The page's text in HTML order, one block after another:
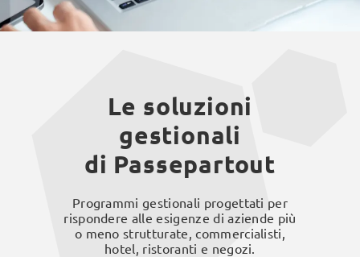
Le soluzioni
gestionali
di Passepartout
Programmi gestionali progettati per
rispondere alle esigenze di aziende più
o meno strutturate, commercialisti,
hotel, ristoranti e negozi.